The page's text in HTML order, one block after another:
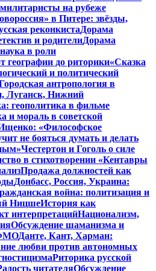
на рубеже
в Питере: звёзды,
реконкистаДорама
и родителиДорама
в роли
географии до риторики«Сказка
и политический
антропология в
Луганск, Нижний
геополитика в фильме
и мораль в советской
«Философское
не бояться думать и делать
Честертон и Гоголь о силе
в стихотворении «Кентавры
Продажа должностей как
Донбасс, Россия, Украина:
война: политизация и
НицшеИстория как
интерпретацийНационализм,
Обсуждение шаманизма и
Данте, Кант, Харман:
любви против автономных
Риторика русской
читателяОбсуждение